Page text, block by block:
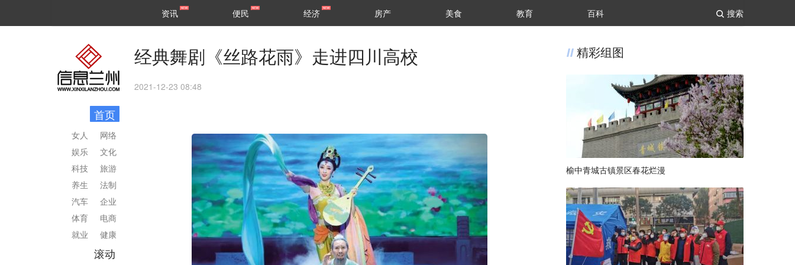
搜索
区县
资讯 便民 经济 房产 美食 教育 百科
首页
网络
文化
旅游
法制
企业
电商
健康
女人
娱乐
科技
养生
汽车
体育
就业
滚动
经典舞剧《丝路花雨》走进四川高校
2021-12-23 08:48
精彩组图
榆中青城古镇景区春花烂漫